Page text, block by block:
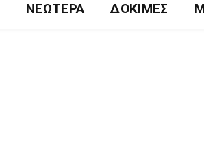
ΝΕΏΤΕΡΑ ΔΟΚΙΜΈΣ